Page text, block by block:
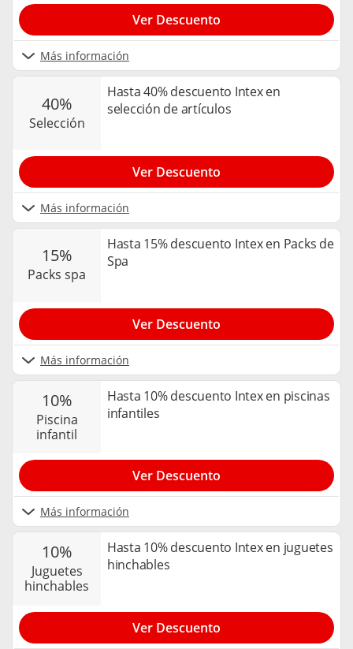
Más información
Ver Descuento
40%
selección
Hasta 40% descuento Intex en
selección de artículos
Más información
Ver Descuento
15%
packs spa
Hasta 15% descuento Intex en Packs de
Spa
Más información
Ver Descuento
10%
piscina
infantil
Hasta 10% descuento Intex en piscinas
infantiles
Más información
Ver Descuento
10%
juguetes
hinchables
Hasta 10% descuento Intex en juguetes
hinchables
Ver Descuento